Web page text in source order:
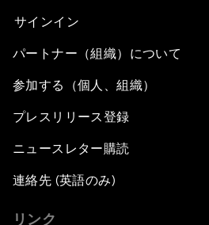
サインイン
パートナー（組織）について
参加する（個人、組織）
プレスリリース登録
ニュースレター購読
連絡先 (英語のみ)
リンク